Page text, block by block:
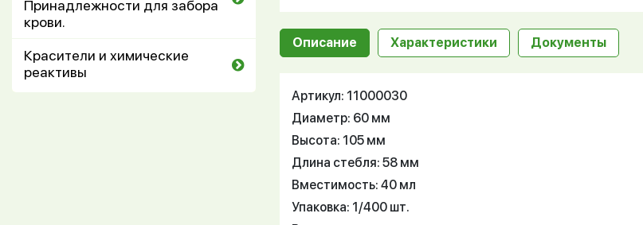
Принадлежности для забора
крови.
Красители и химические
реактивы
Описание Характеристики Документы
Артикул: 11000030
Диаметр: 60 мм
Высота: 105 мм
Длина стебля: 58 мм
Вместимость: 40 мл
Упаковка: 1/400 шт.